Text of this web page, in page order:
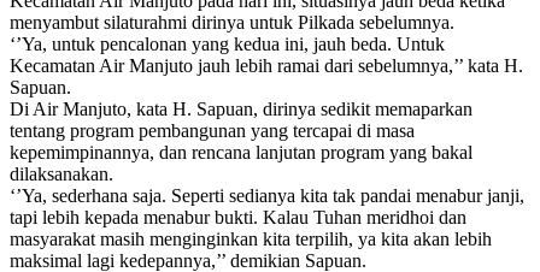
menyambut silaturahmi dirinya untuk Pilkada sebelumnya.
‘’Ya, untuk pencalonan yang kedua ini, jauh beda. Untuk
Kecamatan Air Manjuto jauh lebih ramai dari sebelumnya,’’ kata H.
Sapuan.
Di Air Manjuto, kata H. Sapuan, dirinya sedikit memaparkan
tentang program pembangunan yang tercapai di masa
kepemimpinannya, dan rencana lanjutan program yang bakal
dilaksanakan.
‘’Ya, sederhana saja. Seperti sedianya kita tak pandai menabur janji,
tapi lebih kepada menabur bukti. Kalau Tuhan meridhoi dan
masyarakat masih menginginkan kita terpilih, ya kita akan lebih
maksimal lagi kedepannya,’’ demikian Sapuan.